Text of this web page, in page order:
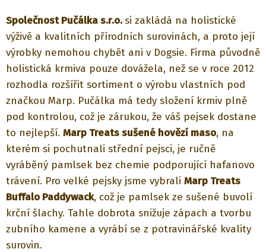
Společnost Pučálka s.r.o.si zakládá na holistické
výživě a kvalitních přírodních surovinách, a proto její
výrobky nemohou chybět ani v Dogsie. Firma původně
holistická krmiva pouze dovážela, než se v roce 2012
rozhodla rozšířit sortiment o výrobu vlastních pod
značkou Marp. Pučálka má tedy složení krmiv plně
pod kontrolou, což je zárukou, že váš pejsek dostane
to nejlepší. Marp Treats sušené hovězí maso, na
kterém si pochutnali střední pejsci, je ručně
vyráběný pamlsek bez chemie podporující hafanovo
trávení. Pro velké pejsky jsme vybrali Marp Treats
Buffalo Paddywack, což je pamlsek ze sušené buvolí
krční šlachy. Tahle dobrota snižuje zápach a tvorbu
zubního kamene a vyrábí se z potravinářské kvality
surovin.